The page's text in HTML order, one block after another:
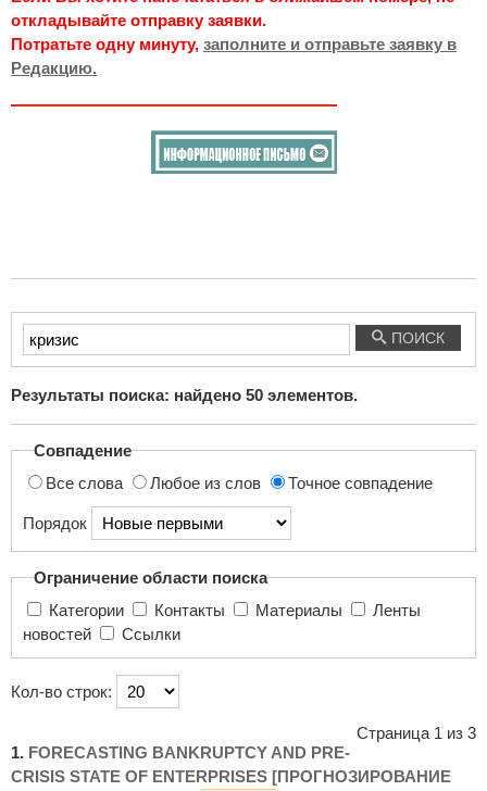
откладывайте отправку заявки.
Потратьте одну минуту, заполните и отправьте заявку в
Редакцию.
Введите
текст
поиска...
ПОИСК
Результаты поиска: найдено 50 элементов.
Совпадение
Все слова
Любое из слов Точное совпадение
Порядок
Ограничение области поиска
Категории
Контакты Материалы
новостей
Ссылки
Кол-во строк:
Страница 1 из 3
1. FORECASTING BANKRUPTCY AND PRE-
CRISIS STATE OF ENTERPRISES [ПРОГНОЗИРОВАНИЕ